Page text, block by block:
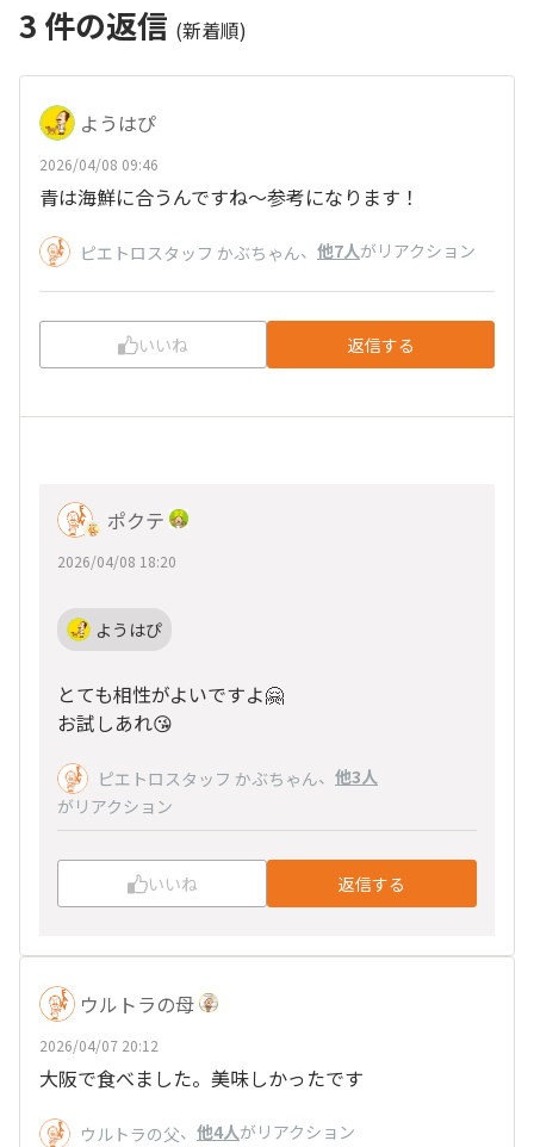
3 件の返信 (新着順)
ようはぴ
2026/04/08 09:46
青は海鮮に合うんですね〜参考になります！
ピエトロスタッフ かぶちゃん、 他7人がリアクション
いいね 返信する
ポクテ
2026/04/08 18:20
ようはぴ
とても相性がよいですよ🤗
お試しあれ😘
ピエトロスタッフ かぶちゃん、 他3人
がリアクション
いいね 返信する
ウルトラの母
2026/04/07 20:12
大阪で食べました。美味しかったです
ウルトラの父、 他4人がリアクション